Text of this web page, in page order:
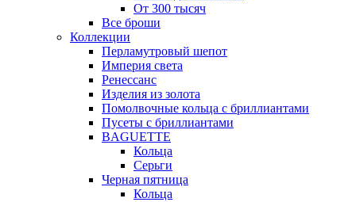
От 300 тысяч
Все броши
Коллекции
Перламутровый шепот
Империя света
Ренессанс
Изделия из золота
Помолвочные кольца с бриллиантами
Пусеты с бриллиантами
BAGUETTE
Кольца
Серьги
Черная пятница
Кольца